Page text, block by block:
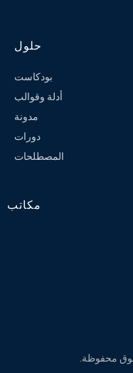
حلول
بودكاست
أدلة وقوالب
مدونة
دورات
المصطلحات
مكاتب